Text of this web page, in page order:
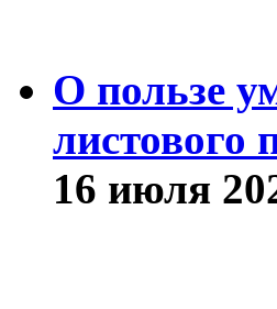
О пользе
листового
16 июля